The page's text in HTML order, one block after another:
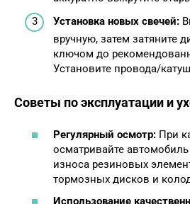
Установка новых свечей:
вручную, затем затяните
ключом до
Установите провода/
Советы по эксплуатации и
Регулярный осмотр: При
осматривайте
износа резиновых
тормозных дисков и
Использование